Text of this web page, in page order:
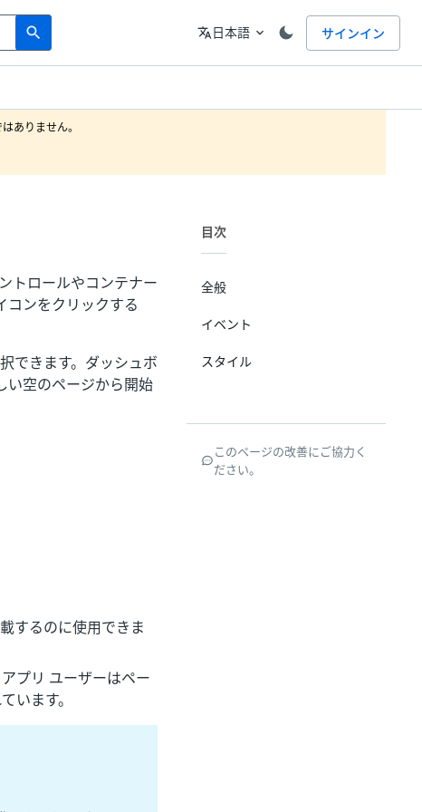
search
Search 言語
translate日本語 expand_more サインイン
ありません。
トロールやコンテナー
コンをクリックする
できます。ダッシュボ
い空のページから開始
するのに使用できま
プリ ユーザーはペー
います。
目次
全般
イベント
スタイル
このページの改善にご協力く
ださい。